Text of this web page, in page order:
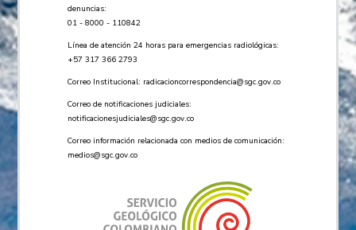
denuncias:
01 - 8000 - 110842
Línea de atención 24 horas para emergencias radiológicas:
+57 ​317 366 2793
Correo Institucional: radicacioncorrespondencia@sgc.gov.co
Correo de notificaciones judiciales:
notificacionesjudiciales@sgc.gov.co
Correo información relacionada con medios de comunicación:
medios@sgc.gov.co